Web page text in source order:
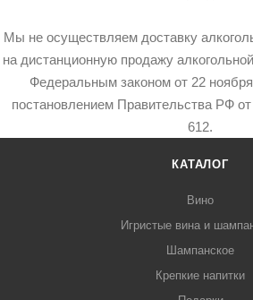
Мы не осуществляем доставку
на дистанционную продажу
Федеральным законом от 22
постановлением Правительства РФ
612.
КАТАЛОГ
Вино
Игристые вина и
Шампанское
Крепкие напитки